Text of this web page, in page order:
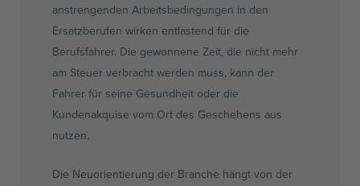
anstrengenden Arbeitsbedingungen in den
Ersatzberufen wirken entlastend für die
Berufsfahrer. Die gewonnene Zeit, die nicht mehr
am Steuer verbracht werden muss, kann der
Fahrer für seine Gesundheit oder die
Kundenakquise vom Ort des Geschehens aus
nutzen.
Die Neuorientierung der Branche hängt von der